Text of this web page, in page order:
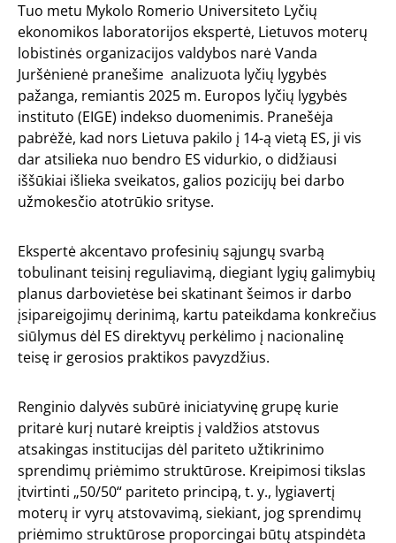
Tuo metu Mykolo Romerio Universiteto Lyčių
ekonomikos laboratorijos ekspertė, Lietuvos moterų
lobistinės organizacijos valdybos narė Vanda
Juršėnienė pranešime analizuota lyčių lygybės
pažanga, remiantis 2025 m. Europos lyčių lygybės
instituto (EIGE) indekso duomenimis. Pranešėja
pabrėžė, kad nors Lietuva pakilo į 14-ą vietą ES, ji vis
dar atsilieka nuo bendro ES vidurkio, o didžiausi
iššūkiai išlieka sveikatos, galios pozicijų bei darbo
užmokesčio atotrūkio srityse.
Ekspertė akcentavo profesinių sąjungų svarbą
tobulinant teisinį reguliavimą, diegiant lygių galimybių
planus darbovietėse bei skatinant šeimos ir darbo
įsipareigojimų derinimą, kartu pateikdama konkrečius
siūlymus dėl ES direktyvų perkėlimo į nacionalinę
teisę ir gerosios praktikos pavyzdžius.
Renginio dalyvės subūrė iniciatyvinę grupę kurie
pritarė kurį nutarė kreiptis į valdžios atstovus
atsakingas institucijas dėl pariteto užtikrinimo
sprendimų priėmimo struktūrose. Kreipimosi tikslas
įtvirtinti „50/50“ pariteto principą, t. y., lygiavertį
moterų ir vyrų atstovavimą, siekiant, jog sprendimų
priėmimo struktūrose proporcingai būtų atspindėta